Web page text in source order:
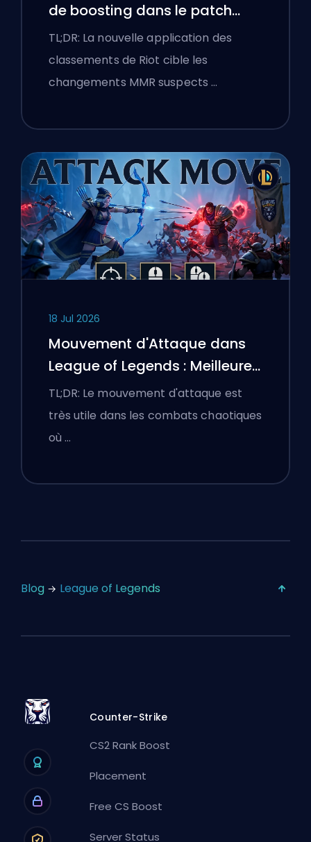
de boosting dans le patch
25.18 de League of Legends
TL;DR: La nouvelle application des
classements de Riot cible les
changements MMR suspects …
18 Jul 2026
Mouvement d'Attaque dans
League of Legends : Meilleures
Configurations
TL;DR: Le mouvement d'attaque est
très utile dans les combats chaotiques
où …
Blog League of Legends
Counter-Strike
CS2 Rank Boost
Placement
Free CS Boost
Server Status